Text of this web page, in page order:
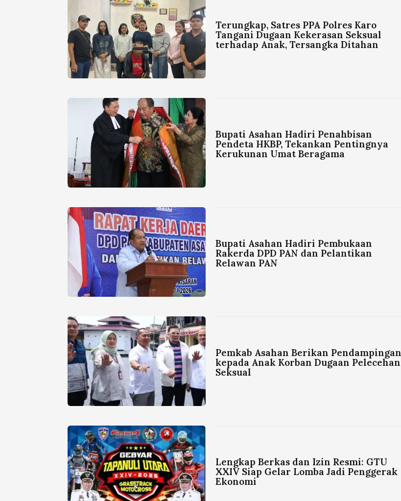
Terungkap, Satres PPA Polres Karo
Tangani Dugaan Kekerasan Seksual
terhadap Anak, Tersangka Ditahan
Bupati Asahan Hadiri Penahbisan
Pendeta HKBP, Tekankan Pentingnya
Kerukunan Umat Beragama
Bupati Asahan Hadiri Pembukaan
Rakerda DPD PAN dan Pelantikan
Relawan PAN
Pemkab Asahan Berikan Pendampingan
kepada Anak Korban Dugaan Pelecehan
Seksual
Lengkap Berkas dan Izin Resmi: GTU
XXIV Siap Gelar Lomba Jadi Penggerak
Ekonomi